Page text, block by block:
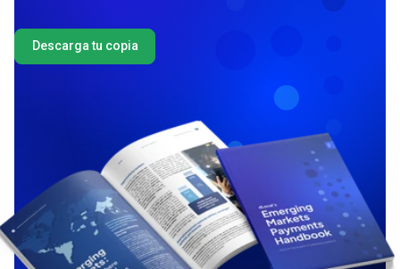
Descarga tu copia